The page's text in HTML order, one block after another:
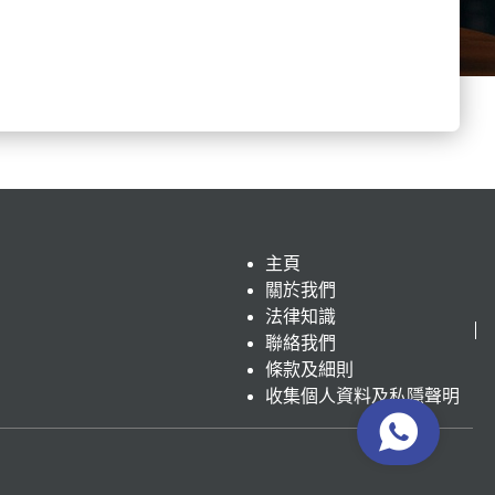
主頁
關於我們
法律知識
聯絡我們
條款及細則
收集個人資料及私隱聲明